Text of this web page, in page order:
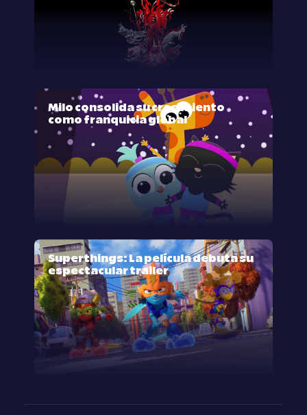
Milo consolida su crecimiento
como franquicia global
Superthings: La película debuta su
espectacular trailer